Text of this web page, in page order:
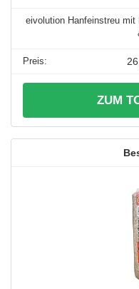
eivolution Hanfeinstreu
ZUM